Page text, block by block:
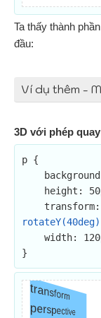
Ta thấy thành phần
đầu:
Ví dụ thêm -
3D với phép
p {
    transform:
rotateY(40deg)
}
tra
n
sform
perspective